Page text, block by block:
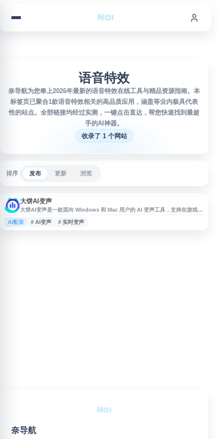
语音特效
奈导航为您奉上2026年最新的语音特效在线工具与精品资源指南。本
标签页已聚合1款语音特效相关的高品质应用，涵盖等业内极具代表
性的站点。全部链接均经过实测，一键点击直达，帮您快速找到最趁
手的AI神器。
收录了 1 个网站
排序 发布 更新 浏览
大饼AI变声
大饼AI变声是一款面向 Windows 和 Mac 用户的 AI 变声工具，支持在游戏、
直播及常见软件中使用。平台提供多种音色与 IP 音效，包括御姐、萝莉、正
太、萌妹等风格，用户可免费下载并试用丰富音色资源。软件主打快速安装、
AI配音 # AI变声 # 实时变声
奈导航